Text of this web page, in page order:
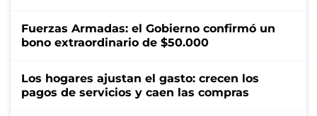
Fuerzas Armadas: el Gobierno confirmó un
bono extraordinario de $50.000
Los hogares ajustan el gasto: crecen los
pagos de servicios y caen las compras